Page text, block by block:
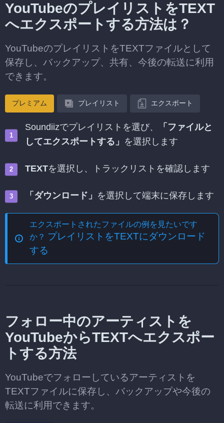
YouTubeのプレイリストをTEXT
へエクスポートする方法は？
YouTubeのプレイリストをTEXTファイルとして
保存し、バックアップ、共有、今後の転送に利用
できます。
プレミアム プレイリスト エクスポート
Soundiizでプレイリストを選び、
「ファイルと
してエクスポートする」 を選択します
TEXTを選択し、トラックリストを確認します
「ダウンロード」 を選択して端末に保存します
エクスポートされたファイルの例を見たいです
か？ プレイリストをTEXTにダウンロード
する
フォロー中のアーティストを
YouTubeからTEXTへエクスポー
トする方法
YouTubeでフォローしているアーティストを
TEXTファイルに保存し、バックアップや今後の
転送に利用できます。